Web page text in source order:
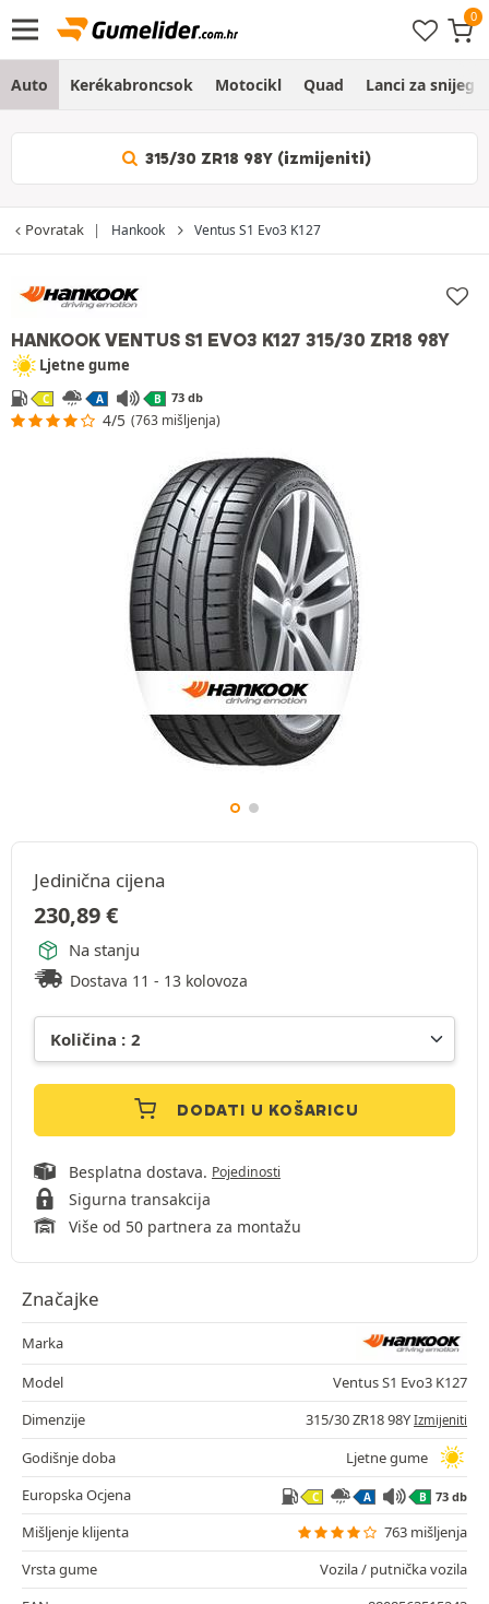
Auto Kerékabroncsok Motocikl Quad Lanci za snijeg
315/30 ZR18 98Y (izmijeniti)
Povratak Hankook Ventus S1 Evo3 K127
HANKOOK VENTUS S1 EVO3 K127 315/30 ZR18 98Y
Ljetne gume
C A B 73 db
4/5 (763 mišljenja)
Jedinična cijena
230,89€
Na stanju
Dostava 11 - 13 kolovoza
DODATI U KOŠARICU
Besplatna dostava. Pojedinosti
Sigurna transakcija
Više od 50 partnera za montažu
Značajke
Marka
Model
Ventus S1 Evo3 K127
Dimenzije
315/30 ZR18 98Y Izmijeniti
Godišnje doba
Ljetne gume
Europska Ocjena
C A B 73 db
Mišljenje klijenta
763 mišljenja
Vrsta gume
Vozila / putnička vozila